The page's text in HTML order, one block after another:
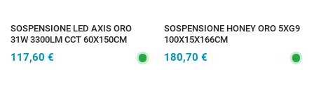
SOSPENSIONE LED AXIS ORO
31W 3300LM CCT 60X150CM
117,60 €
SOSPENSIONE HONEY ORO 5XG9
100X15X166CM
180,70 €